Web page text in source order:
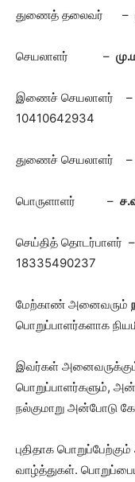
துணைத் தலைவர் –
செயலாளர் –
இணைச் செயலாளர் –
10410642934
துணைச் செயலாளர் –
பொருளாளர் –
செய்தித் தொடர்பாளர் –
18335490237
மேற்காண் அனைவரும்
பொறுப்பாளர்களாக
இவர்கள்
பொறுப்பாளர்களும்,
நல்குமாறு அன்போடு
புதிதாக
வாழ்த்துகள்.